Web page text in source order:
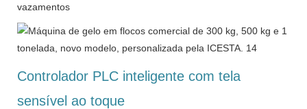
vazamentos
Controlador PLC inteligente com tela
sensível ao toque